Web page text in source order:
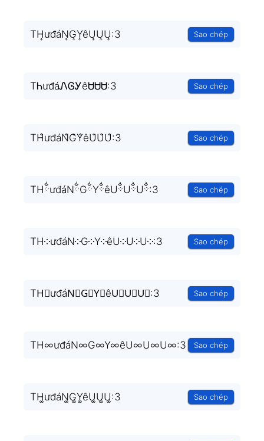
TH͎ưđáN͎G͎Y͎êU͎U͎U͎:3 Sao chép
TᏂưđáᏁᎶᎩêᏌᏌᏌ:3 Sao chép
TH̐ưđáN̐G̐Y̐êU̐U̐U̐:3 Sao chép
THྂưđáNྂGྂYྂêUྂUྂUྂ:3 Sao chép
TH༶ưđáN༶G༶Y༶êU༶U༶U༶:3 Sao chép
TH⃒ưđáN⃒G⃒Y⃒êU⃒U⃒U⃒:3 Sao chép
TH∞ưđáN∞G∞Y∞êU∞U∞U∞:3 Sao chép
TH͚ưđáN͚G͚Y͚êU͚U͚U͚:3 Sao chép